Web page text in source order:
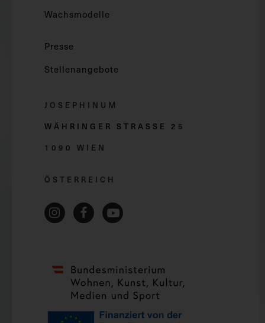
Wachsmodelle
Presse
Stellenangebote
JOSEPHINUM
WÄHRINGER STRASSE 2 5
1090 WIEN
ÖSTERREICH